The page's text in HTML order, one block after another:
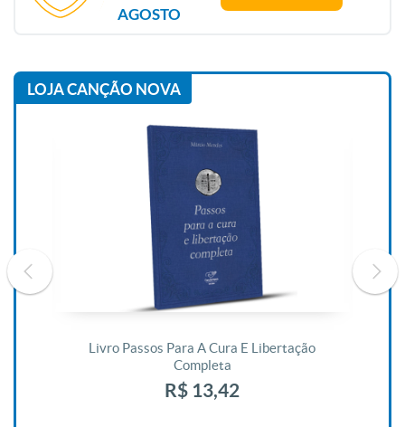
AGOSTO
LOJA CANÇÃO NOVA
Livro Passos Para A Cura E Libertação
Completa
R$ 13,42